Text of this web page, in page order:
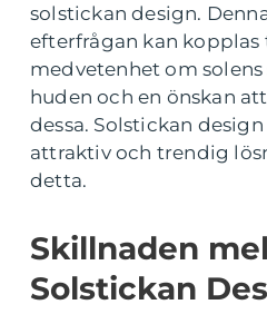
solstickan design.
efterfrågan kan kopplas
medvetenhet om
huden och en önskan
dessa. Solstickan
attraktiv och trendig
detta.
Skillnaden
Solstickan